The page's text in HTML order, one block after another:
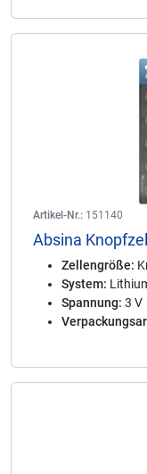
Artikel-Nr.: 151140
Absina
Zellengröße:
System:
Spannung: 3 V